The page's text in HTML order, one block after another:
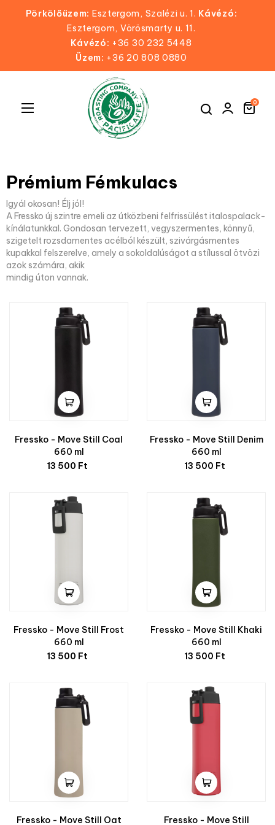
Pörkölőüzem: Esztergom, Szalézi u. 1. Kávézó:
Esztergom, Vörösmarty u. 11.
Kávézó: +36 30 232 5448
Üzem: +36 20 808 0880
Toggle
☰ 0
Prémium Fémkulacs
Igyál okosan! Élj jól!
A Fressko új szintre emeli az útközbeni felfrissülést italospalack-
kínálatunkkal. Gondosan tervezett, vegyszermentes, könnyű,
szigetelt rozsdamentes acélból készült, szivárgásmentes
kupakkal felszerelve, amely a sokoldalúságot a stílussal ötvözi
azok számára, akik
mindig úton vannak.
Fressko - Move Still Coal
660 ml
Ár
13 500 Ft
Fressko - Move Still Denim
660 ml
Ár
13 500 Ft
Fressko - Move Still Frost
660 ml
Ár
13 500 Ft
Fressko - Move Still Khaki
660 ml
Ár
13 500 Ft
Fressko - Move Still Oat
Fressko - Move Still